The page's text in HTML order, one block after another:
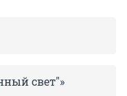
свет"»